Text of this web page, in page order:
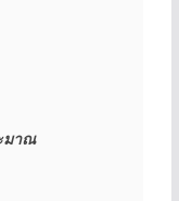
มาณ